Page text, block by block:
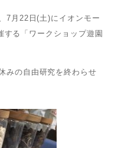
7月22日(土)にイオンモー
する「ワークショップ遊園
みの自由研究を終わらせ